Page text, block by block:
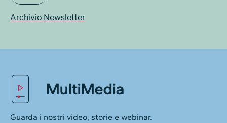
Archivio Newsletter
MultiMedia
Guarda i nostri video, storie e webinar.